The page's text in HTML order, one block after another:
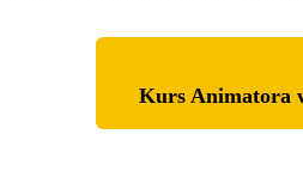
Kurs Animatora